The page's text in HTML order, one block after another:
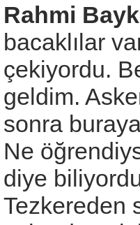
Rahmi
bacaklılar
çekiyordu.
geldim.
sonra
Ne
diye
Tezkereden